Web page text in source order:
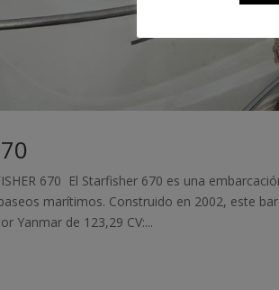
670 El Starfisher 670 es una
marítimos. Construido en 2002, este
Yanmar de 123,29 CV:...